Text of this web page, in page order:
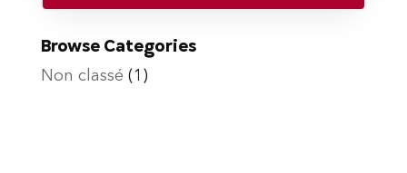
Browse Categories
Non classé (1)